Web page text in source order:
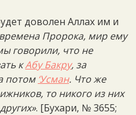
доволен Аллах им и
Пророка, мир ему
говорили, что не
кАбу Бакру, за
потом ‘Усман. Что же
то никого из них
. [Бухари, № 3655;